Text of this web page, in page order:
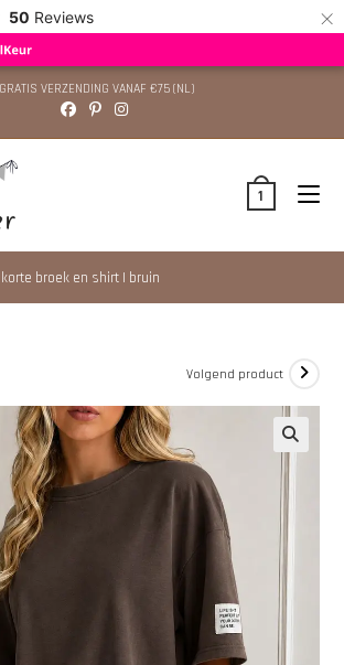
50 Reviews ×
GRATIS VERZENDING VANAF €75 (NL)
1
broek en shirt | bruin
Volgend product